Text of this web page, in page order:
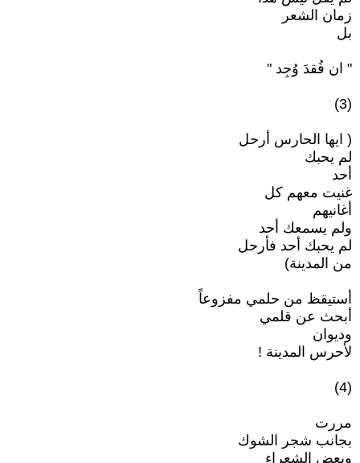
زمان الشعر
بل
" ان فُقدَ وُجِد "
(3)
( ايها الحارس أرحل
لم يحبك
أحد
غنيت معهم كل
أغانيهم
ولم يسمعك أحد
لم يحبك أحد فأرحل
من المدينة)
أستيقظ من حلمي مفزوعاً
أبحث عن قلمي
وديوان
لأحرس المدينة !
(4)
مررت
بجانب شجر الشوك
وبعض الشعراء